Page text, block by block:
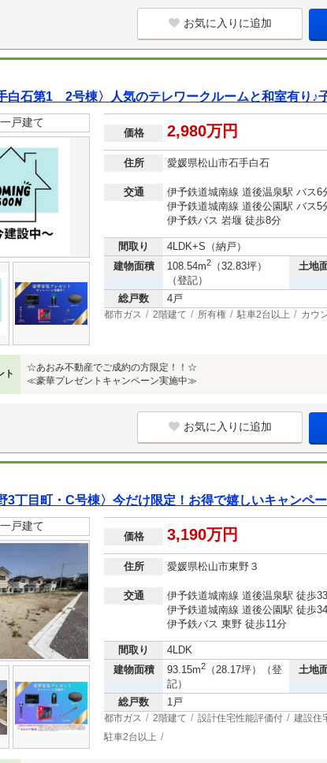
お気に入りに追加
白石第1 2号棟〉人気のテレワークルームと和室有り♪
戸建て
価格 2,980万円
住所 愛媛県松山市石手白石
交通
伊予鉄道城南線 道後温泉駅 バス6
伊予鉄道城南線 道後公園駅 バス5
伊予鉄バス 岩堰 徒歩8分
間取り
4LDK+S（納戸）
建物面積
108.54m2
（32.83坪）
（登記）
土地
総戸数
4戸
都市ガス 2階建て 所有権 駐車2台以上 カウ
ト
☆あおみ不動産でご成約の方限定！！☆
≪豪華プレゼントキャンペーン実施中≫
お気に入りに追加
3丁目町・C号棟〉今だけ限定！お得で嬉しいキャンペ
戸建て
価格 3,190万円
住所 愛媛県松山市東野３
交通
伊予鉄道城南線 道後温泉駅 徒歩
伊予鉄道城南線 道後公園駅 徒歩
伊予鉄バス 東野 徒歩11分
間取り
4LDK
建物面積
93.15m2
（28.17坪）（登
記）
土地
総戸数
1戸
都市ガス 2階建て 設計住宅性能評価付 建設住
駐車2台以上